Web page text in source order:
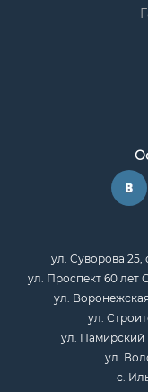
ул. Суворова
ул. Проспект 60 лет
ул.
ул.
ул. Памирский
ул.
с.